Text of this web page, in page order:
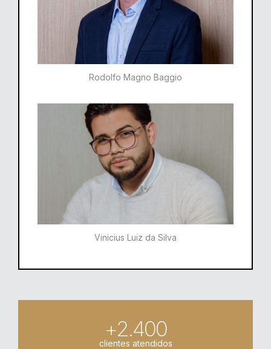
Rodolfo Magno Baggio​​
Vinicius Luiz da Silva
+2.400
clientes atendidos